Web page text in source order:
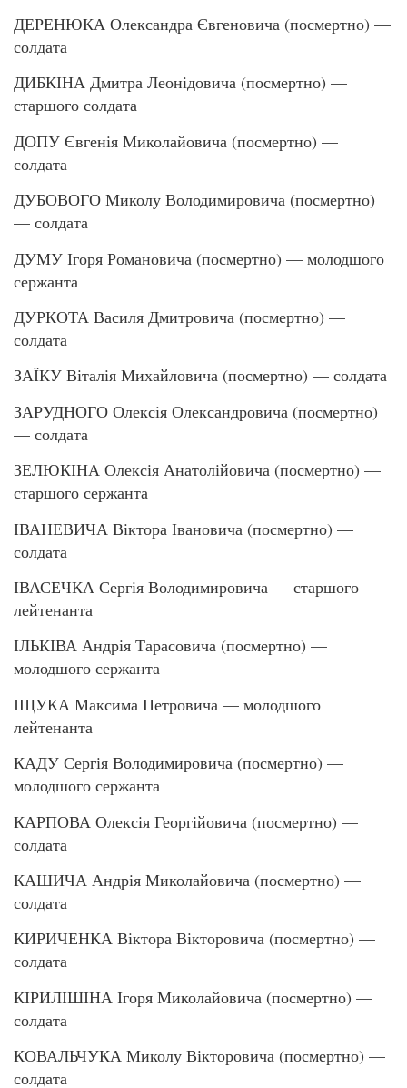
ДЕРЕНЮКА Олександра Євгеновича (посмертно) —
солдата
ДИБКІНА Дмитра Леонідовича (посмертно) —
старшого солдата
ДОПУ Євгенія Миколайовича (посмертно) —
солдата
ДУБОВОГО Миколу Володимировича (посмертно)
— солдата
ДУМУ Ігоря Романовича (посмертно) — молодшого
сержанта
ДУРКОТА Василя Дмитровича (посмертно) —
солдата
ЗАЇКУ Віталія Михайловича (посмертно) — солдата
ЗАРУДНОГО Олексія Олександровича (посмертно)
— солдата
ЗЕЛЮКІНА Олексія Анатолійовича (посмертно) —
старшого сержанта
ІВАНЕВИЧА Віктора Івановича (посмертно) —
солдата
ІВАСЕЧКА Сергія Володимировича — старшого
лейтенанта
ІЛЬКІВА Андрія Тарасовича (посмертно) —
молодшого сержанта
ІЩУКА Максима Петровича — молодшого
лейтенанта
КАДУ Сергія Володимировича (посмертно) —
молодшого сержанта
КАРПОВА Олексія Георгійовича (посмертно) —
солдата
КАШИЧА Андрія Миколайовича (посмертно) —
солдата
КИРИЧЕНКА Віктора Вікторовича (посмертно) —
солдата
КІРИЛІШІНА Ігоря Миколайовича (посмертно) —
солдата
КОВАЛЬЧУКА Миколу Вікторовича (посмертно) —
солдата